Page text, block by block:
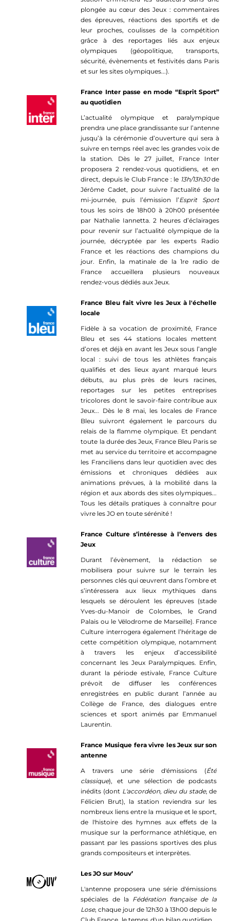
plongée au cœur des Jeux : commentaires
des épreuves, réactions des sportifs et de
leur proches, coulisses de la compétition
grâce à des reportages liés aux enjeux
olympiques (géopolitique, transports,
sécurité, évènements et festivités dans Paris
et sur les sites olympiques...).
France Inter passe en mode “Esprit Sport”
au quotidien
L’actualité olympique et paralympique
prendra une place grandissante sur l’antenne
jusqu’à la cérémonie d’ouverture qui sera à
suivre en temps réel avec les grandes voix de
la station. Dès le 27 juillet, France Inter
proposera 2 rendez-vous quotidiens, et en
direct, depuis le Club France : le 13h/13h30de
Jérôme Cadet, pour suivre l’actualité de la
mi-journée, puis l’émission l’Esprit Sport
tous les soirs de 18h00 à 20h00 présentée
par Nathalie Iannetta. 2 heures d’éclairages
pour revenir sur l’actualité olympique de la
journée, décryptée par les experts Radio
France et les réactions des champions du
jour. Enfin, la matinale de la 1re radio de
France accueillera plusieurs nouveaux
rendez-vous dédiés aux Jeux.
France Bleu fait vivre les Jeux à l'échelle
locale
Fidèle à sa vocation de proximité, France
Bleu et ses 44 stations locales mettent
d’ores et déjà en avant les Jeux sous l’angle
local : suivi de tous les athlètes français
qualifiés et des lieux ayant marqué leurs
débuts, au plus près de leurs racines,
reportages sur les petites entreprises
tricolores dont le savoir-faire contribue aux
Jeux... Dès le 8 mai, les locales de France
Bleu suivront également le parcours du
relais de la flamme olympique. Et pendant
toute la durée des Jeux, France Bleu Paris se
met au service du territoire et accompagne
les Franciliens dans leur quotidien avec des
émissions et chroniques dédiées aux
animations prévues, à la mobilité dans la
région et aux abords des sites olympiques...
Tous les détails pratiques à connaître pour
vivre les JO en toute sérénité !
France Culture s’intéresse à l’envers des
Jeux
Durant l’évènement, la rédaction se
mobilisera pour suivre sur le terrain les
personnes clés qui œuvrent dans l’ombre et
s’intéressera aux lieux mythiques dans
lesquels se déroulent les épreuves (stade
Yves-du-Manoir de Colombes, le Grand
Palais ou le Vélodrome de Marseille). France
Culture interrogera également l’héritage de
cette compétition olympique, notamment
à travers les enjeux d’accessibilité
concernant les Jeux Paralympiques. Enfin,
durant la période estivale, France Culture
prévoit de diffuser les conférences
enregistrées en public durant l’année au
Collège de France, des dialogues entre
sciences et sport animés par Emmanuel
Laurentin.
France Musique fera vivre les Jeux sur son
antenne
A travers une série d'émissions (Été
classique), et une sélection de podcasts
inédits (dont L'accordéon, dieu du stade, de
Félicien Brut), la station reviendra sur les
nombreux liens entre la musique et le sport,
de l'histoire des hymnes aux effets de la
musique sur la performance athlétique, en
passant par les passions sportives des plus
grands compositeurs et interprètes.
Les JO sur Mouv’
L'antenne proposera une série d'émissions
spéciales de la Fédération française de la
Lose, chaque jour de 12h30 à 13h00 depuis le